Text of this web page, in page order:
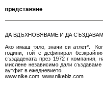
представяне
ДА ВДЪХНОВЯВАМЕ И ДА
Ако имаш тяло, значи си атлет*.
години, той е дефинирал
създадената през 1972 г
мислене независимо дали
аутфит в ежедневието.
www.nike.com www.nikebiz.com